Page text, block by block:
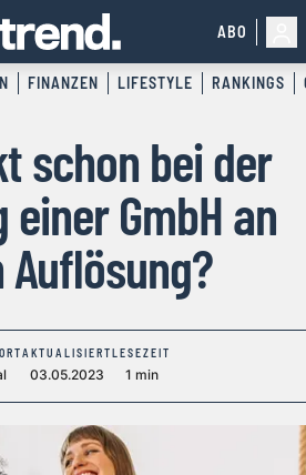
ABO
FINANZEN LIFESTYLE RANKINGS
schon bei der
einer GmbH an
Auflösung?
AKTUALISIERT
03.05.2023
LESEZEIT
1 min